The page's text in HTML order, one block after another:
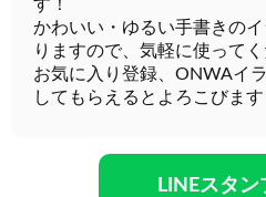
す！
かわいい・ゆるい手書きの
りますので、気軽に使ってく
お気に入り登録、ONWAイ
してもらえるとよろこびます
LINEスタン